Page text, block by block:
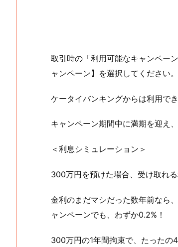
取引時の「利用可能なキャンペー
ャンペーン】を選択してください。
ケータイバンキングからは利用で
キャンペーン期間中に満期を迎え
＜利息シミュレーション＞
300万円を預けた場合、受け取れ
金利のまだマシだった数年前なら
ャンペーンでも、わずか0.2%！
300万円の1年間拘束で、たった